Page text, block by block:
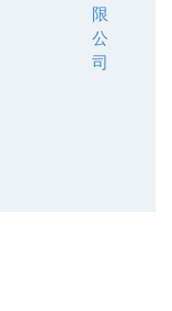
限
公
司